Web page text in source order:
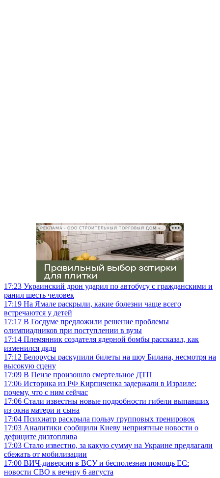
17:23 Украинский дрон ударил по автобусу с гражданскими и
ранил шесть человек
17:19 На Ямале раскрыли, какие болезни чаще всего
встречаются у детей
17:17 В Госдуме предложили решение проблемы
олимпиадников при поступлении в вузы
17:14 Племянник создателя ядерной бомбы рассказал, как
изменился дядя
17:12 Белорусы раскупили билеты на шоу Билана, несмотря на
высокую сцену
17:09 В Пензе произошло смертельное ДТП
17:06 Историка из РФ Кирпиченка задержали в Израиле:
почему, что с ним сейчас
17:06 Стали известны новые подробности гибели выпавших
из окна матери и сына
17:04 Психиатр раскрыла пользу групповых тренировок
17:03 Аналитики сообщили Киеву неприятные новости о
дефиците дизтоплива
17:03 Стало известно, за какую сумму на Украине предлагали
сбежать от мобилизации
17:00 ВИЧ-диверсия в ВСУ и бесполезная помощь ЕС:
новости СВО к вечеру 6 августа